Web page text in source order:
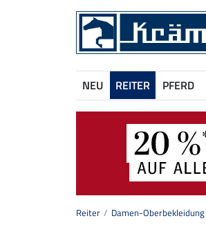
NEU REITER PFERD
Reiter Damen-Oberbekleidung